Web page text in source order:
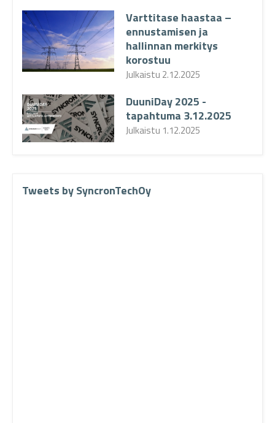
Varttitase haastaa –
ennustamisen ja
hallinnan merkitys
korostuu
Julkaistu 2.12.2025
DuuniDay 2025 -
tapahtuma 3.12.2025
Julkaistu 1.12.2025
Tweets by SyncronTechOy